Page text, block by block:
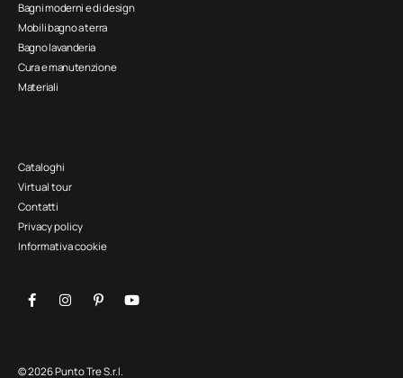
Bagni moderni e di design
Mobili bagno a terra
Bagno lavanderia
Cura e manutenzione
Materiali
Cataloghi
Virtual tour
Contatti
Privacy policy
Informativa cookie
© 2026 Punto Tre S.r.l.